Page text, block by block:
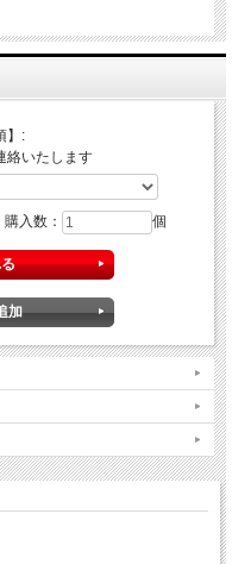
】:
絡いたします
購入数： 個